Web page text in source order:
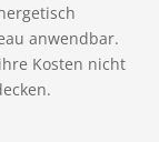
anwendbar.
Kosten nicht